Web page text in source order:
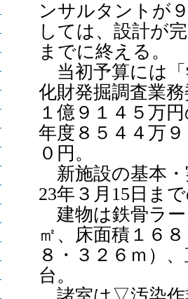
ンサルタントが
しては、設計が
までに終える。
当初予算には「
化財発掘調査業
１億９１４５万
年度８５４４万
０円。
新施設の基本・
23年３月15日ま
建物は鉄骨ラー
㎡、床面積１６
８・３２６ｍ）
台。